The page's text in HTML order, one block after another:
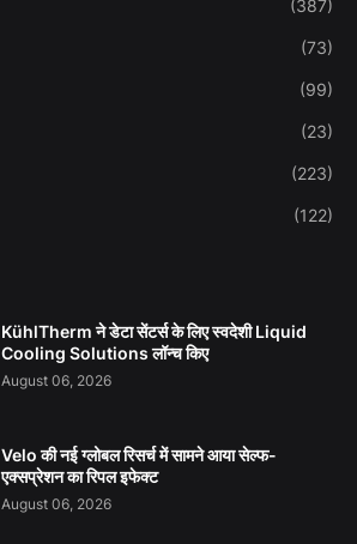
(387)
(73)
(99)
(23)
(223)
(122)
KühlTherm ने डेटा सेंटर्स के लिए स्वदेशी Liquid
Cooling Solutions लॉन्च किए
August 06, 2026
Velo की नई ग्लोबल रिसर्च में सामने आया सेल्फ-
एक्सप्रेशन का रिपल इफेक्ट
August 06, 2026